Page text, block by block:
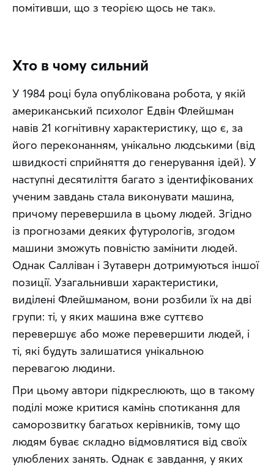
помітивши, що з теорією щось не так».
Хто в чому сильний
У 1984 році була опублікована робота, у якій
американський психолог Едвін Флейшман
навів 21 когнітивну характеристику, що є, за
його переконанням, унікально людськими (від
швидкості сприйняття до генерування ідей). У
наступні десятиліття багато з ідентифікованих
ученим завдань стала виконувати машина,
причому перевершила в цьому людей. Згідно
із прогнозами деяких футурологів, згодом
машини зможуть повністю замінити людей.
Однак Салліван і Зутаверн дотримуються іншої
позиції. Узагальнивши характеристики,
виділені Флейшманом, вони розбили їх на дві
групи: ті, у яких машина вже суттєво
перевершує або може перевершити людей, і
ті, які будуть залишатися унікальною
перевагою людини.
При цьому автори підкреслюють, що в такому
поділі може критися камінь спотикання для
саморозвитку багатьох керівників, тому що
людям буває складно відмовлятися від своїх
улюблених занять. Однак є завдання, у яких